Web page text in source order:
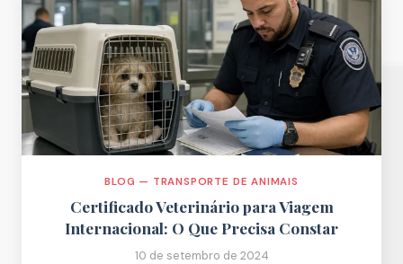
BLOG — TRANSPORTE DE ANIMAIS
Certificado Veterinário para Viagem
Internacional: O Que Precisa Constar
10 de setembro de 2024